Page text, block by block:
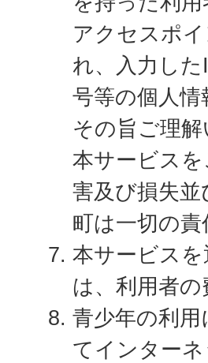
アクセスポ
れ、入力し
号等の個人
その旨ご理
本サービス
害及び損失
町は一切の
本サービス
は、利用者
青少年の利
てインター